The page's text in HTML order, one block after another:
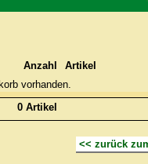
Anzahl Artikel
vorhanden.
0 Artikel
<< zurück